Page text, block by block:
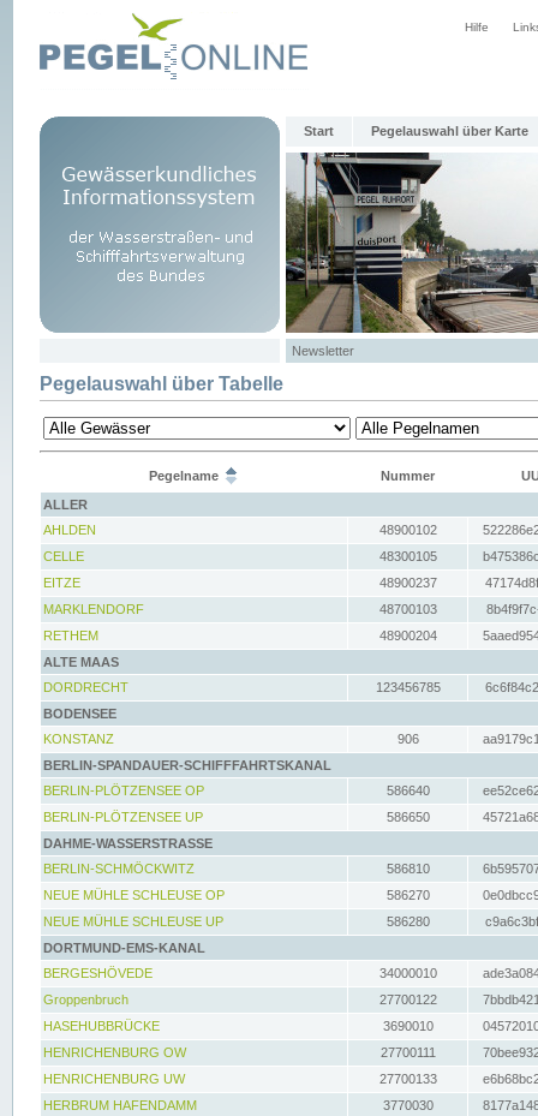
Hilfe
Start Pegelauswahl über Karte
Newsletter
Pegelauswahl über Tabelle
Pegelname Nummer
ALLER
AHLDEN
48900102
CELLE
48300105
EITZE
48900237
MARKLENDORF
48700103
RETHEM
48900204
ALTE MAAS
DORDRECHT
123456785
BODENSEE
KONSTANZ
906
BERLIN-SPANDAUER-SCHIFFFAHRTSKANAL
BERLIN-PLÖTZENSEE OP
586640
BERLIN-PLÖTZENSEE UP
586650
DAHME-WASSERSTRASSE
BERLIN-SCHMÖCKWITZ
586810
NEUE MÜHLE SCHLEUSE OP
586270
NEUE MÜHLE SCHLEUSE UP
586280
DORTMUND-EMS-KANAL
BERGESHÖVEDE
34000010
Groppenbruch
27700122
HASEHUBBRÜCKE
3690010
HENRICHENBURG OW
27700111
HENRICHENBURG UW
27700133
HERBRUM HAFENDAMM
3770030